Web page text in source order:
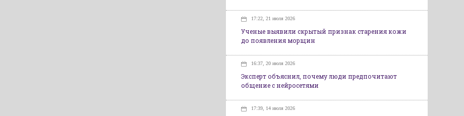
17:22, 21 июля 2026
Ученые выявили скрытый признак старения кожи
до появления морщин
16:37, 20 июля 2026
Эксперт объяснил, почему люди предпочитают
общение с нейросетями
17:39, 14 июля 2026